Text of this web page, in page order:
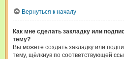
Вернуться к началу
Как мне сделать закладку или
тему?
Вы можете создать закладку или
тему, щёлкнув по соответствующей